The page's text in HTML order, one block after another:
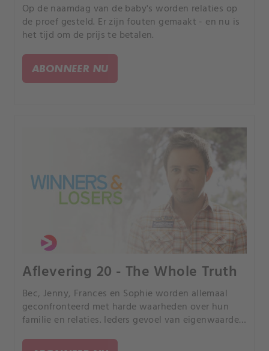
Op de naamdag van de baby's worden relaties op
de proef gesteld. Er zijn fouten gemaakt - en nu is
het tijd om de prijs te betalen.
ABONNEER NU
Aflevering 20 - The Whole Truth
Bec, Jenny, Frances en Sophie worden allemaal
geconfronteerd met harde waarheden over hun
familie en relaties. Ieders gevoel van eigenwaarde